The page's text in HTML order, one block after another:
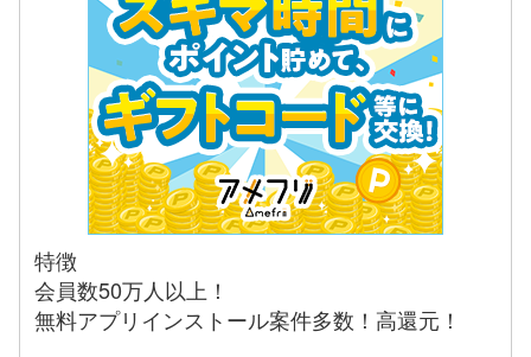
特徴
会員数50万人以上！
無料アプリインストール案件多数！高還元！